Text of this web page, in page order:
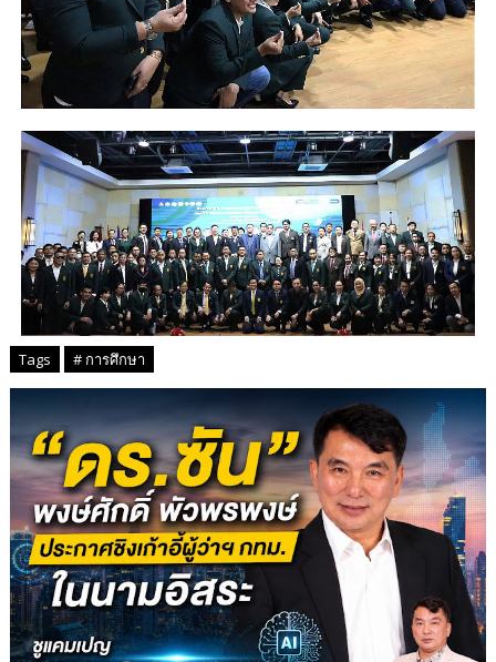
Tags # การศึกษา